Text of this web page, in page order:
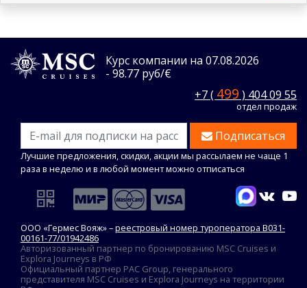
Курс компании на 07.08.2026
- 98.77 руб/€
+7 ( 499 ) 404 09 55
отдел продаж
Подписаться
Лучшие предложения, скидки, акции мы рассылаем не чаще 1
раза в неделю и в любой момент можно отписаться
ООО «Гермес Вояж» –реестровый номер туроператора В031-
00161-77/01942486
Авторизованный партнер по бронированию MSC Cruises и
Explora Journeys в РФ
Официальный партнер PAC Group, генерального
представителя MSC Cruises и Explora Journeys на территории